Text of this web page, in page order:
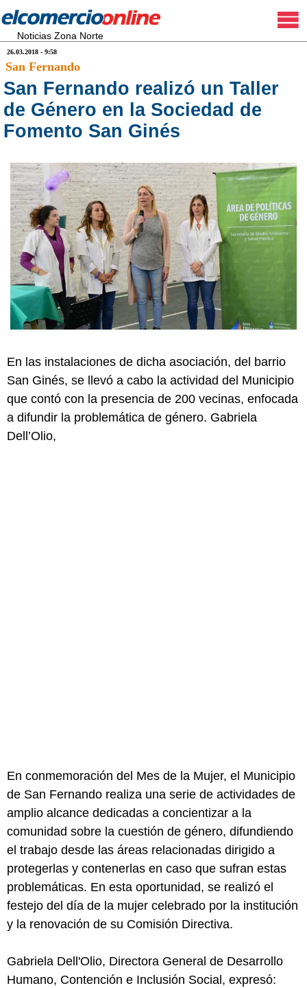
Noticias Zona Norte
26.03.2018 - 9:58
San Fernando
San Fernando realizó un Taller
de Género en la Sociedad de
Fomento San Ginés
En las instalaciones de dicha asociación, del barrio
San Ginés, se llevó a cabo la actividad del Municipio
que contó con la presencia de 200 vecinas, enfocada
a difundir la problemática de género. Gabriela
Dell’Olio,
En conmemoración del Mes de la Mujer, el Municipio
de San Fernando realiza una serie de actividades de
amplio alcance dedicadas a concientizar a la
comunidad sobre la cuestión de género, difundiendo
el trabajo desde las áreas relacionadas dirigido a
protegerlas y contenerlas en caso que sufran estas
problemáticas. En esta oportunidad, se realizó el
festejo del día de la mujer celebrado por la institución
y la renovación de su Comisión Directiva.
Gabriela Dell'Olio, Directora General de Desarrollo
Humano, Contención e Inclusión Social, expresó: